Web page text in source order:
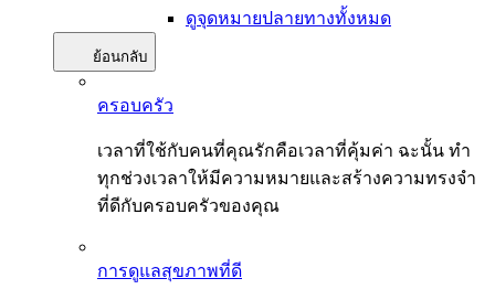
ดูจุดหมายปลายทางทั้งหมด
ย้อนกลับ
ครอบครัว
เวลาที่ใช้กับคนที่คุณรักคือเวลาที่คุ้มค่า ฉะนั้น ทำ
ทุกช่วงเวลาให้มีความหมายและสร้างความทรงจำ
ที่ดีกับครอบครัวของคุณ
การดูแลสุขภาพที่ดี